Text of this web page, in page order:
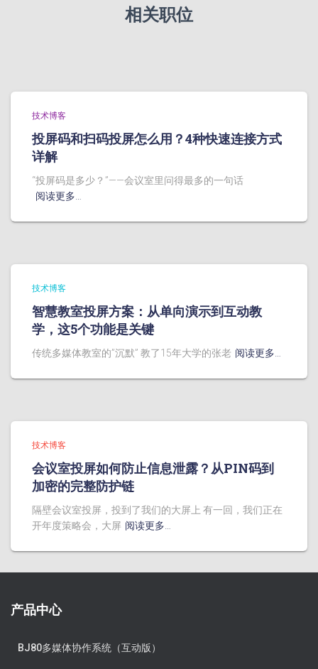
相关职位
技术博客
投屏码和扫码投屏怎么用？4种快速连接方式
详解
“投屏码是多少？”——会议室里问得最多的一句话
阅读更多…
技术博客
智慧教室投屏方案：从单向演示到互动教
学，这5个功能是关键
传统多媒体教室的”沉默” 教了15年大学的张老 阅读更多…
技术博客
会议室投屏如何防止信息泄露？从PIN码到
加密的完整防护链
隔壁会议室投屏，投到了我们的大屏上 有一回，我们正在
开年度策略会，大屏 阅读更多…
产品中心
BJ80多媒体协作系统（互动版）